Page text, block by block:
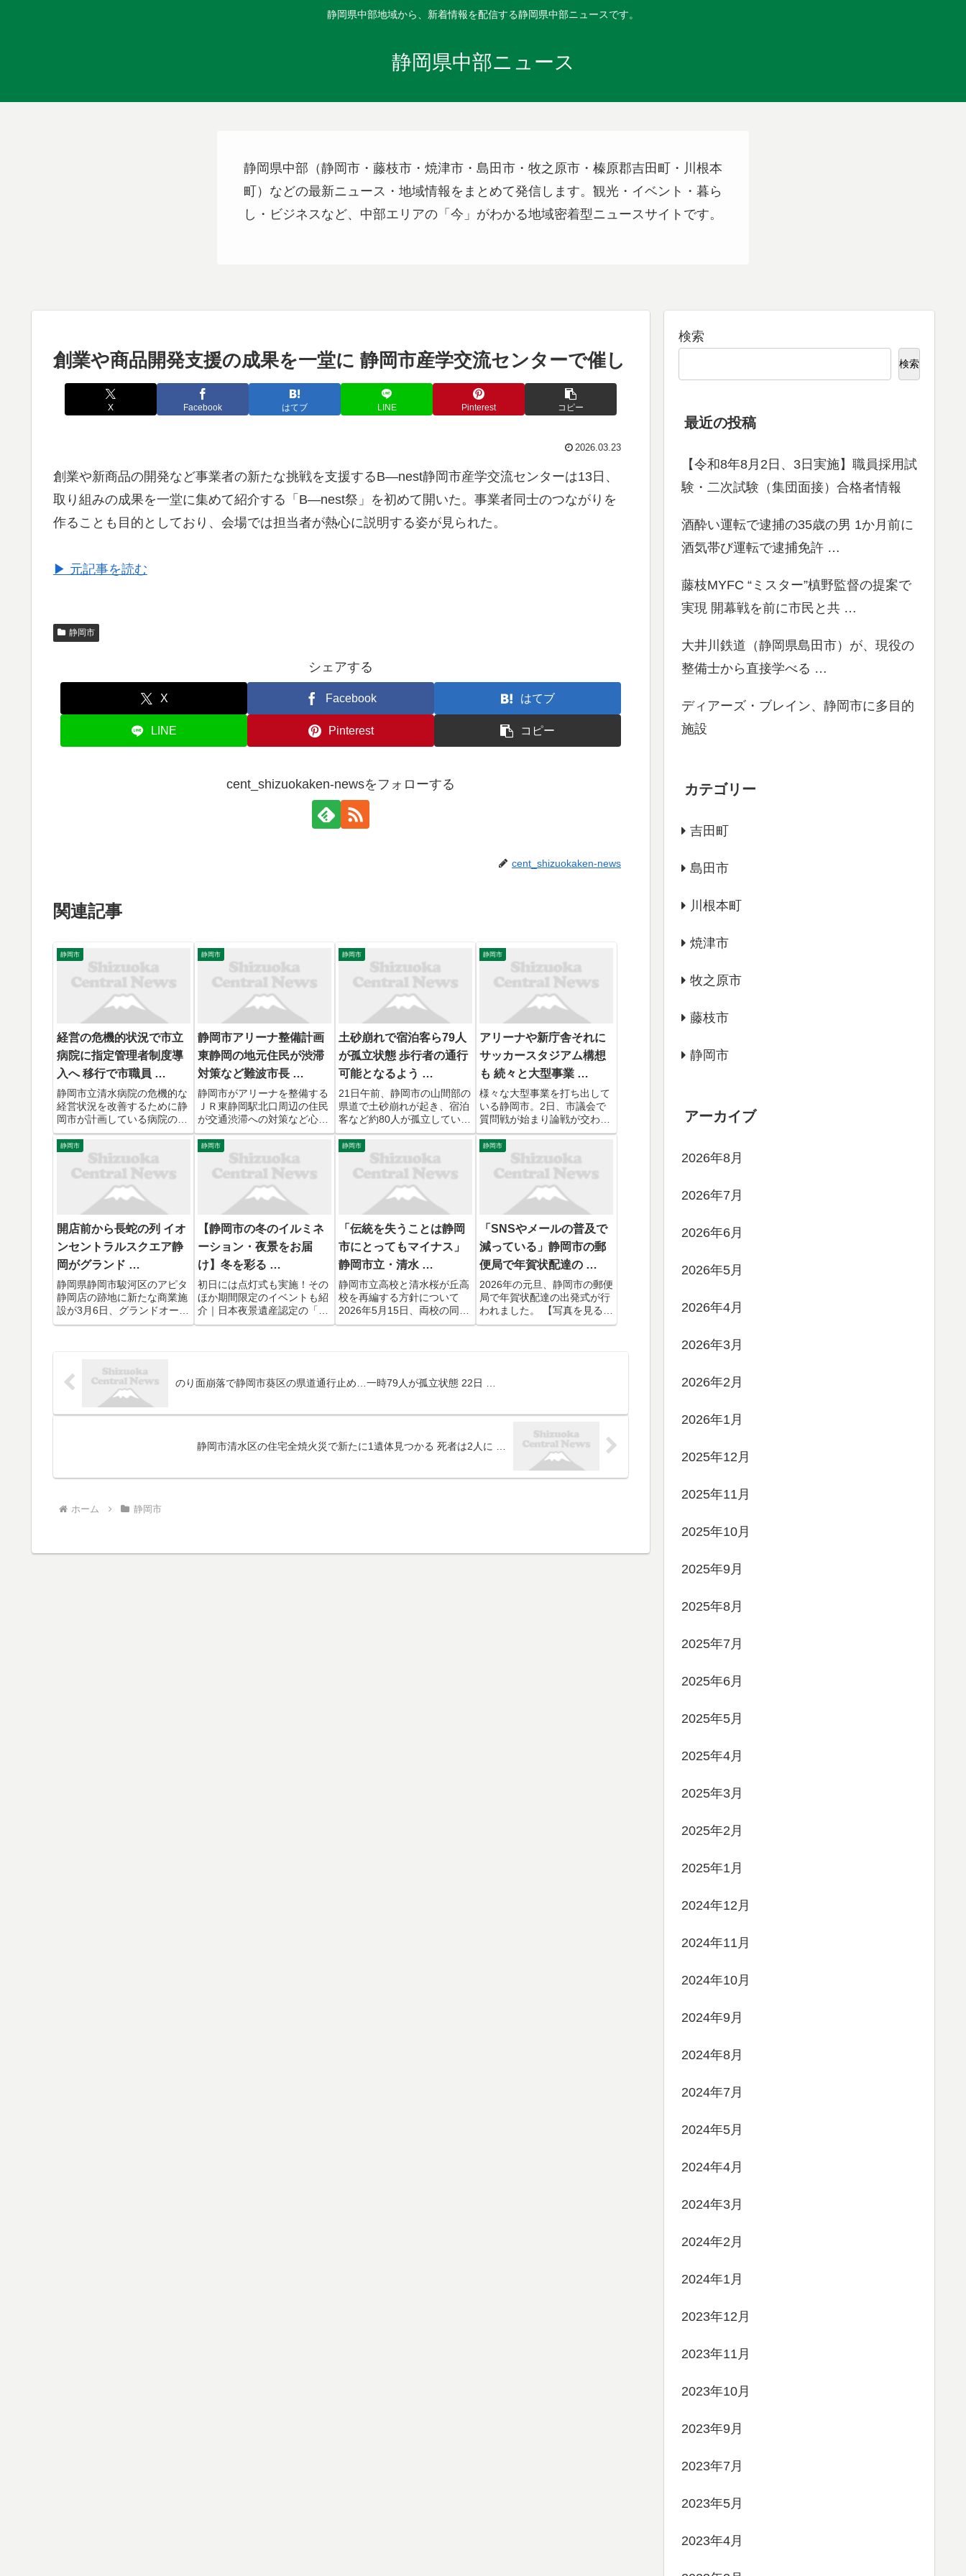
静岡県中部地域から、新着情報を配信する静岡県中部ニュースです。
静岡県中部ニュース
静岡県中部（静岡市・藤枝市・焼津市・島田市・牧之原市・榛原郡吉田町・川根本
町）などの最新ニュース・地域情報をまとめて発信します。観光・イベント・暮ら
し・ビジネスなど、中部エリアの「今」がわかる地域密着型ニュースサイトです。
創業や商品開発支援の成果を一堂に 静岡市産学交流センターで催し
X Facebook はてブ LINE Pinterest コピー
2026.03.23
創業や新商品の開発など事業者の新たな挑戦を支援するB―nest静岡市産学交流センターは13日、
取り組みの成果を一堂に集めて紹介する「B―nest祭」を初めて開いた。事業者同士のつながりを
作ることも目的としており、会場では担当者が熱心に説明する姿が見られた。
▶ 元記事を読む
静岡市
シェアする
X Facebook はてブ
LINE Pinterest コピー
cent_shizuokaken-newsをフォローする
cent_shizuokaken-news
関連記事
静岡市
経営の危機的状況で市立
病院に指定管理者制度導
入へ 移行で市職員 …
静岡市立清水病院の危機的な
経営状況を改善するために静
岡市が計画している病院の再
編。4割を超える職員が「退
職を希望する」とこたえる
中、5月18日、職員向けの説
明会が開かれました。18日、
清水病院の職員から大石副市
長に渡されたのは要求書で
す。2...
静岡市
静岡市アリーナ整備計画
東静岡の地元住民が渋滞
対策など難波市長 …
静岡市がアリーナを整備する
ＪＲ東静岡駅北口周辺の住民
が交通渋滞への対策など心配
される問題の解決を難波市長
に求めました。 要望を行った
のはＪＲ東静岡駅北口周辺の
5つの町内会の代表たちで、
静岡市が進めるアリーナを核
とした街づくりに対し、地元
から...
静岡市
土砂崩れで宿泊客ら79人
が孤立状態 歩行者の通行
可能となるよう …
21日午前、静岡市の山間部の
県道で土砂崩れが起き、宿泊
客など約80人が孤立していま
す。青木不二彦記者：ご覧の
ように、大きく土砂が崩れ道
路をふさいでいます。現在、
重機による撤去作業が行われ
ています。土砂崩れが起きた
のは、葵区田代の県道南アル
静岡市
アリーナや新庁舎それに
サッカースタジアム構想
も 続々と大型事業 …
様々な大型事業を打ち出して
いる静岡市。2日、市議会で
質問戦が始まり論戦が交わさ
れました。 2日から始まった
静岡市議会2月定例会の質問
戦、市議から問われたのは大
型事業への投資とその効果で
す。 自民党静岡市議団・平井
正樹 議員： 財政運営にお...
静岡市
開店前から長蛇の列 イオ
ンセントラルスクエア静
岡がグランド …
静岡県静岡市駿河区のアピタ
静岡店の跡地に新たな商業施
設が3月6日、グランドオープ
ンしました。地元住民にとっ
す。6日、グランドオープン
を迎えた「イオンセントラル
静岡市
【静岡市の冬のイルミネ
ーション・夜景をお届
け】冬を彩る …
初日には点灯式も実施！その
ほか期間限定のイベントも紹
介｜日本夜景遺産認定の「日
本平の夜景」など「富士山」
かな夜の光の風景を楽しむこ
静岡市
「伝統を失うことは静岡
市にとってもマイナス」
静岡市立・清水 …
静岡市立高校と清水桜が丘高
校を再編する方針について
2026年5月15日、両校の同窓
会が難波市長や県教委に対し
出 「伝統を失うことは静岡...
静岡市
「SNSやメールの普及で
減っている」静岡市の郵
便局で年賀状配達の …
2026年の元旦、静岡市の郵便
局で年賀状配達の出発式が行
われました。 【写真を見る】
「SNSやメールの普及で減っ
区の静岡中央郵...
のり面崩落で静岡市葵区の県道通行止め…一時79人が孤立状態 22日 …
静岡市清水区の住宅全焼火災で新たに1遺体見つかる 死者は2人に …
ホーム 静岡市
検索
検索
最近の投稿
【令和8年8月2日、3日実施】職員採用試
験・二次試験（集団面接）合格者情報
酒酔い運転で逮捕の35歳の男 1か月前に
酒気帯び運転で逮捕免許 …
藤枝MYFC “ミスター”槙野監督の提案で
実現 開幕戦を前に市民と共 …
大井川鉄道（静岡県島田市）が、現役の
整備士から直接学べる …
ディアーズ・ブレイン、静岡市に多目的
施設
カテゴリー
吉田町
島田市
川根本町
焼津市
牧之原市
藤枝市
静岡市
アーカイブ
2026年8月
2026年7月
2026年6月
2026年5月
2026年4月
2026年3月
2026年2月
2026年1月
2025年12月
2025年11月
2025年10月
2025年9月
2025年8月
2025年7月
2025年6月
2025年5月
2025年4月
2025年3月
2025年2月
2025年1月
2024年12月
2024年11月
2024年10月
2024年9月
2024年8月
2024年7月
2024年5月
2024年4月
2024年3月
2024年2月
2024年1月
2023年12月
2023年11月
2023年10月
2023年9月
2023年7月
2023年5月
2023年4月